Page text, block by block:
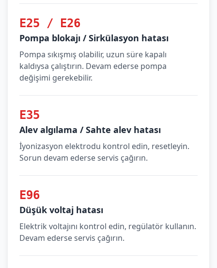
E25 / E26
Pompa blokajı / Sirkülasyon hatası
Pompa sıkışmış olabilir, uzun süre kapalı
kaldıysa çalıştırın. Devam ederse pompa
değişimi gerekebilir.
E35
Alev algılama / Sahte alev hatası
İyonizasyon elektrodu kontrol edin, resetleyin.
Sorun devam ederse servis çağırın.
E96
Düşük voltaj hatası
Elektrik voltajını kontrol edin, regülatör kullanın.
Devam ederse servis çağırın.